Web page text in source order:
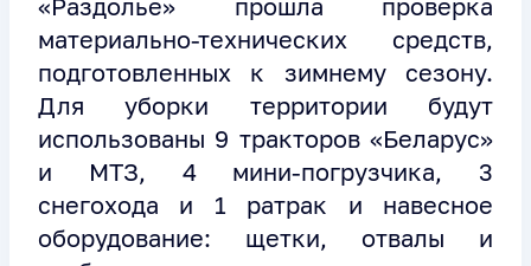
«Раздолье» прошла проверка
материально-технических средств,
подготовленных к зимнему сезону.
Для уборки территории будут
использованы 9 тракторов «Беларус»
и МТЗ, 4 мини-погрузчика, 3
снегохода и 1 ратрак и навесное
оборудование: щетки, отвалы и